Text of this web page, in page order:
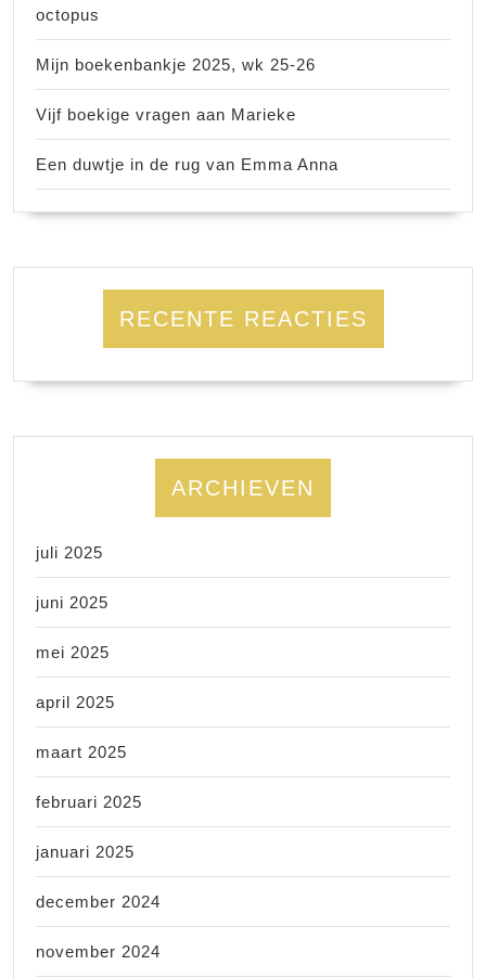
octopus
Mijn boekenbankje 2025, wk 25-26
Vijf boekige vragen aan Marieke
Een duwtje in de rug van Emma Anna
RECENTE REACTIES
ARCHIEVEN
juli 2025
juni 2025
mei 2025
april 2025
maart 2025
februari 2025
januari 2025
december 2024
november 2024